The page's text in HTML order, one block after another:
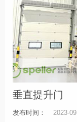
垂直提升门
发布时间：
2023-